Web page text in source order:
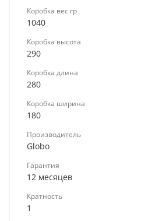
Коробка вес гр
1040
Коробка высота
290
Коробка длина
280
Коробка ширина
180
Производитель
Globo
Гарантия
12 месяцев
Кратность
1